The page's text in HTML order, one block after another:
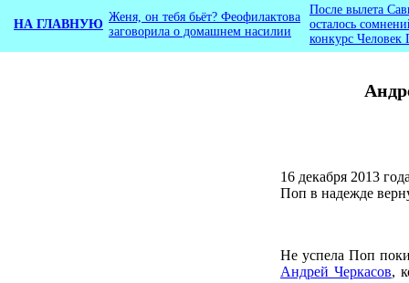
НА ГЛАВНУЮ
Женя, он тебя бьёт? Феофилактова
заговорила о домашнем насилии
После вылета
осталось
конкурс Человек
16 декабря 2013
Поп в надежде
Не успела Поп
Андрей Черкасов,